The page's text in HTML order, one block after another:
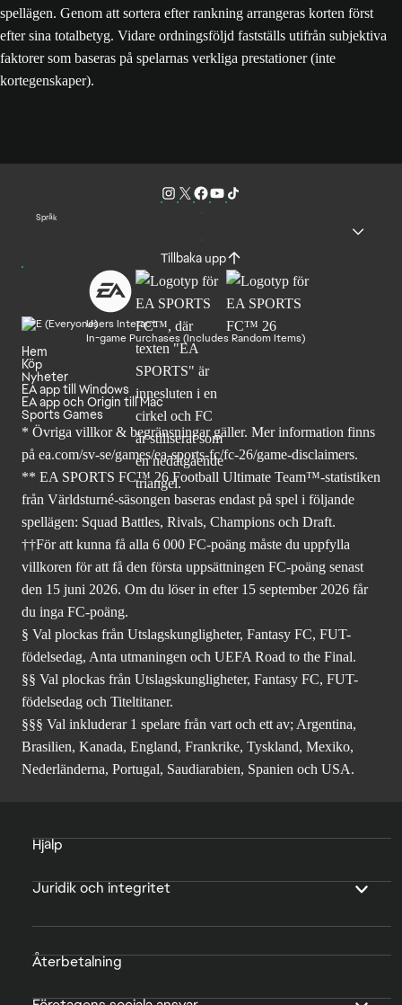
spellägen. Genom att sortera efter rankning arrangeras korten först
efter sina totalbetyg. Vidare ordningsföljd fastställs utifrån subjektiva
faktorer som baseras på spelarnas verkliga prestationer (inte
kortegenskaper).
Språk
Tillbaka upp
Users Interact
In-game Purchases (Includes Random Items)
Hem
Köp
Nyheter
EA app till Windows
EA app och Origin till Mac
Sports Games
* Övriga villkor & begränsningar gäller. Merinformation finns
på ea.com/sv-se/games/ea-sports-fc/fc-26/game-disclaimers.
** EA SPORTS FC™ 26 Football Ultimate Team™-statistiken
från Världsturné-säsongen baseras endast på spel i följande
spellägen: Squad Battles, Rivals, Champions och Draft.
††För att kunna få alla 6 000 FC-poäng måste du uppfylla
villkoren för att få den första uppsättningen FC-poäng senast
den 15 juni 2026. Om du löser in efter 15 september 2026 får
du inga FC-poäng.
§ Val plockas från Utslagskungligheter, Fantasy FC, FUT-
födelsedag, Anta utmaningen och UEFA Road to the Final.
§§ Val plockas från Utslagskungligheter, Fantasy FC, FUT-
födelsedag och Titeltitaner.
§§§ Val inkluderar 1 spelare från vart och ett av; Argentina,
Brasilien, Kanada, England, Frankrike, Tyskland, Mexiko,
Nederländerna, Portugal, Saudiarabien, Spanien och USA.
Hjälp
Juridik och integritet
Återbetalning